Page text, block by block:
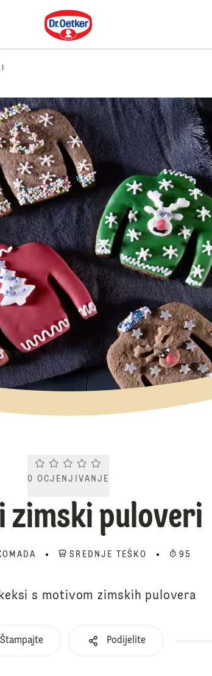
Dr. Oetker
Current rating 0.0. Click to rate.
0 OCJENJIVANJE
zimski puloveri
SREDNJE TEŠKO 95
s motivom zimskih pulovera
Štampajte Podijelite